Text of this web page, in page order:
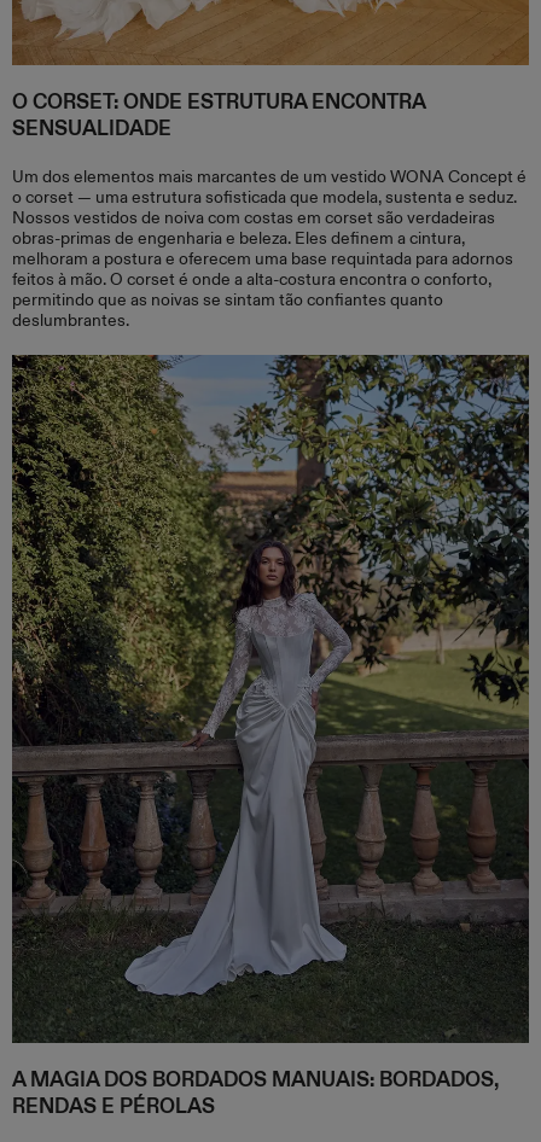
O CORSET: ONDE ESTRUTURA ENCONTRA
SENSUALIDADE
Um dos elementos mais marcantes de um vestido WONA Concept é
o corset — uma estrutura sofisticada que modela, sustenta e seduz.
Nossos vestidos de noiva com costas em corset são verdadeiras
obras-primas de engenharia e beleza. Eles definem a cintura,
melhoram a postura e oferecem uma base requintada para adornos
feitos à mão. O corset é onde a alta-costura encontra o conforto,
permitindo que as noivas se sintam tão confiantes quanto
deslumbrantes.
A MAGIA DOS BORDADOS MANUAIS: BORDADOS,
RENDAS E PÉROLAS